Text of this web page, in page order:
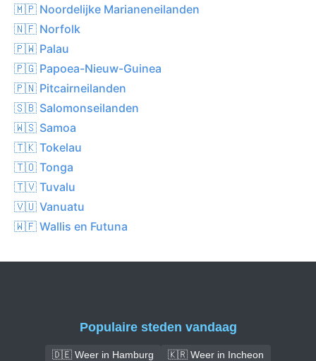
🇲🇵 Noordelijke Marianeneilanden
🇳🇫 Norfolk
🇵🇼 Palau
🇵🇬 Papoea-Nieuw-Guinea
🇵🇳 Pitcairneilanden
🇸🇧 Salomonseilanden
🇼🇸 Samoa
🇹🇰 Tokelau
🇹🇴 Tonga
🇹🇻 Tuvalu
🇻🇺 Vanuatu
🇼🇫 Wallis en Futuna
Populaire steden vandaag
🇩🇪 Weer in Hamburg
🇰🇷 Weer in Incheon